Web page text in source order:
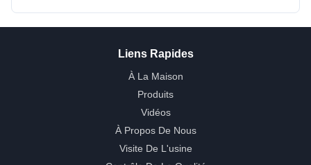
Liens Rapides
À La Maison
Produits
Vidéos
À Propos De Nous
Visite De L'usine